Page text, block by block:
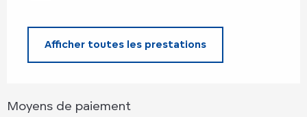
Afficher toutes les prestations
Moyens de paiement